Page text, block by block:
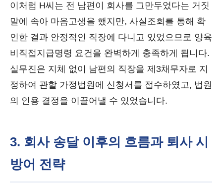
이처럼 H씨는 전 남편이 회사를 그만두었다는 거짓
말에 속아 마음고생을 했지만, 사실조회를 통해 확
인한 결과 안정적인 직장에 다니고 있었으므로 양육
비직접지급명령 요건을 완벽하게 충족하게 됩니다.
실무진은 지체 없이 남편의 직장을 제3채무자로 지
정하여 관할 가정법원에 신청서를 접수하였고, 법원
의 인용 결정을 이끌어낼 수 있었습니다.
3. 회사 송달 이후의 흐름과 퇴사 시
방어 전략